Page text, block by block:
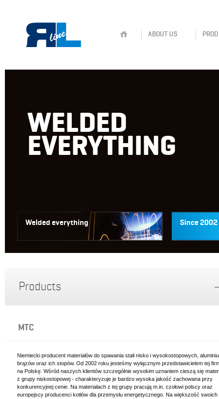
ABOUT US
WELDED
EVERYTHING
Welded everything Since
Products
MTC
Niemiecki producent materiałów do spawania stali nisko i wysokostopowych,
brązów oraz ich stopów. Od 2002 roku jesteśmy wyłącznym przedstawicielem tej
na Polskę. Wśród naszych klientów szczególnie wysokim uznaniem cieszą się
z grupy niskostopowej - charakteryzuje je bardzo wysoka jakość zachowana przy
konkurencyjnej cenie. Na materiałach z tej grupy pracują m.in. czołowi polscy oraz
europejscy producenci kotłów dla przemysłu energetycznego. Na większość swoich